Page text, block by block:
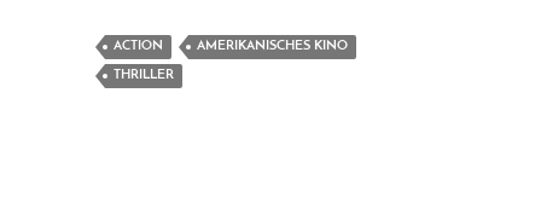
ACTION AMERIKANISCHES KINO
THRILLER